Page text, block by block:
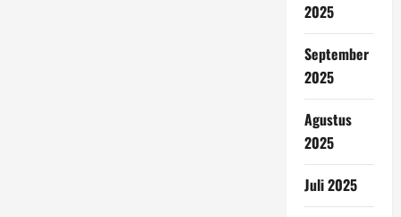
2025
September
2025
Agustus
2025
Juli 2025